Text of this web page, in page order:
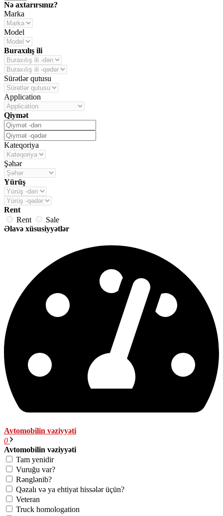
Nə axtarırsınız?
Marka
Model
Buraxılış ili
Sürətlər qutusu
Application
Qiymət
Kateqoriya
Şəhər
Yürüş
Rent
Rent
Sale
Əlavə xüsusiyyətlər
Avtomobilin vəziyyəti
0
Avtomobilin vəziyyəti
Tam yenidir
Vuruğu var?
Rənglənib?
Qəzalı və ya ehtiyat hissələr üçün?
Veteran
Truck homologation